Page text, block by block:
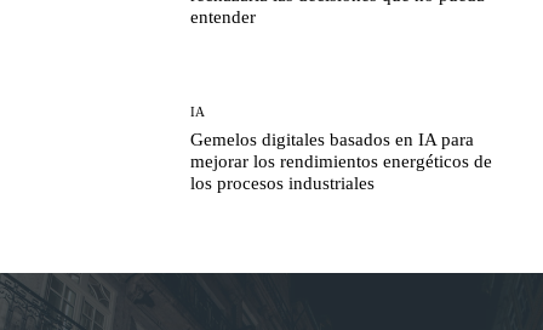
entender
IA
Gemelos digitales basados en IA para
mejorar los rendimientos energéticos de
los procesos industriales